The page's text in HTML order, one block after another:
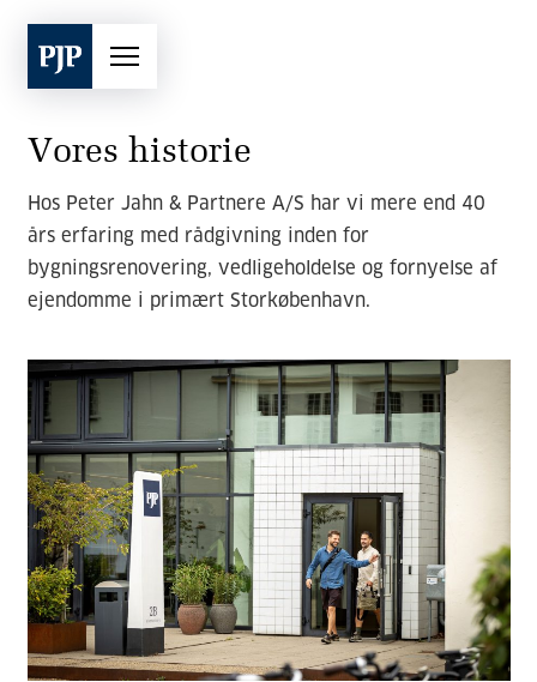
Vores historie
Hos Peter Jahn & Partnere A/S har vi mere end 40
års erfaring med rådgivning inden for
bygningsrenovering, vedligeholdelse og fornyelse af
ejendomme i primært Storkøbenhavn.